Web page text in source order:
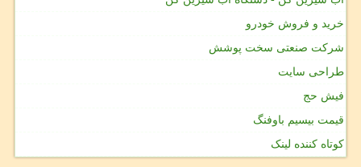
خرید و فروش خودرو
شرکت صنعتی سخت پوشش
طراحی سایت
فیش حج
قیمت بیسیم باوفنگ
کوتاه کننده لینک